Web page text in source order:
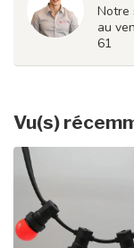
Notre
au
61
Vu(s)